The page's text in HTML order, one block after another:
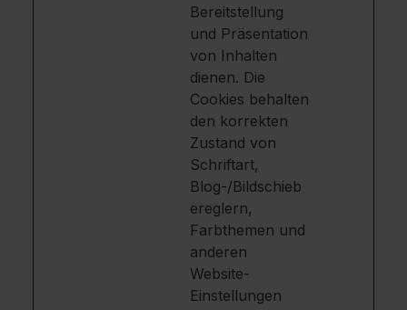
Bereitstellung
und Präsentation
von Inhalten
dienen. Die
Cookies behalten
den korrekten
Zustand von
Schriftart,
Blog-/Bildschieb
ereglern,
Farbthemen und
anderen
Website-
Einstellungen